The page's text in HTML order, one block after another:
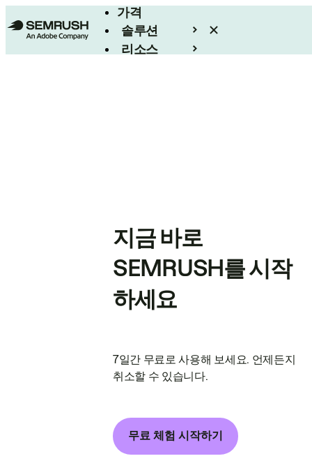
가격
솔루션
리소스
지금 바로
SEMRUSH를 시작
하세요
7일간 무료로 사용해 보세요. 언제든지
취소할 수 있습니다.
무료 체험 시작하기